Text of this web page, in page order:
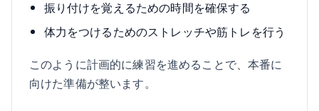
振り付けを覚えるための時間を確保する
体力をつけるためのストレッチや筋トレを行う
このように計画的に練習を進めることで、本番に
向けた準備が整います。